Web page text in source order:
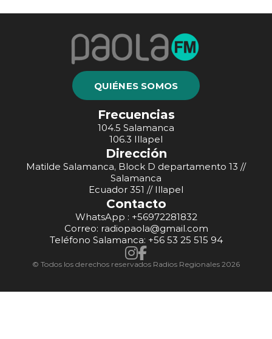
QUIÉNES SOMOS
Frecuencias
104.5 Salamanca
106.3 Illapel
Dirección
Matilde Salamanca, Block D departamento 13 //
Salamanca
Ecuador 351 // Illapel
Contacto
WhatsApp : +56972281832
Correo: radiopaola@gmail.com
Teléfono Salamanca: +56 53 25 515 94
© Todos los derechos reservados Radios Regionales 2026